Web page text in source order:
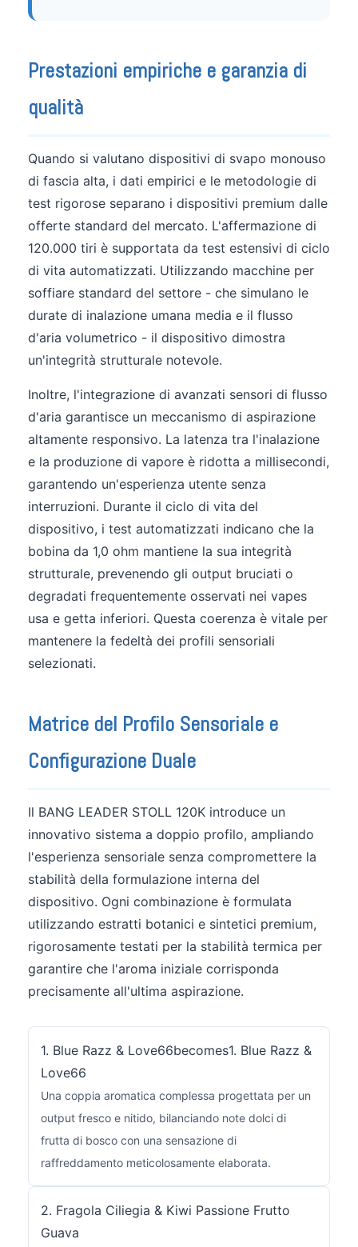
Prestazioni empiriche e garanzia di
qualità
Quando si valutano dispositivi di svapo monouso
di fascia alta, i dati empirici e le metodologie di
test rigorose separano i dispositivi premium dalle
offerte standard del mercato. L'affermazione di
120.000 tiri è supportata da test estensivi di ciclo
di vita automatizzati. Utilizzando macchine per
soffiare standard del settore - che simulano le
durate di inalazione umana media e il flusso
d'aria volumetrico - il dispositivo dimostra
un'integrità strutturale notevole.
Inoltre, l'integrazione di avanzati sensori di flusso
d'aria garantisce un meccanismo di aspirazione
altamente responsivo. La latenza tra l'inalazione
e la produzione di vapore è ridotta a millisecondi,
garantendo un'esperienza utente senza
interruzioni. Durante il ciclo di vita del
dispositivo, i test automatizzati indicano che la
bobina da 1,0 ohm mantiene la sua integrità
strutturale, prevenendo gli output bruciati o
degradati frequentemente osservati nei vapes
usa e getta inferiori. Questa coerenza è vitale per
mantenere la fedeltà dei profili sensoriali
selezionati.
Matrice del Profilo Sensoriale e
Configurazione Duale
Il BANG LEADER STOLL 120K introduce un
innovativo sistema a doppio profilo, ampliando
l'esperienza sensoriale senza compromettere la
stabilità della formulazione interna del
dispositivo. Ogni combinazione è formulata
utilizzando estratti botanici e sintetici premium,
rigorosamente testati per la stabilità termica per
garantire che l'aroma iniziale corrisponda
precisamente all'ultima aspirazione.
1. Blue Razz & Love66becomes1. Blue Razz &
Love66
Una coppia aromatica complessa progettata per un
output fresco e nitido, bilanciando note dolci di
frutta di bosco con una sensazione di
raffreddamento meticolosamente elaborata.
2. Fragola Ciliegia & Kiwi Passione Frutto
Guava